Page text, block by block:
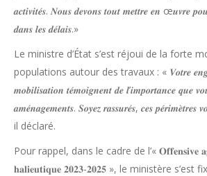
𝒂𝒄𝒕𝒊𝒗𝒊𝒕𝒆́𝒔. 𝑵𝒐𝒖𝒔 𝒅𝒆𝒗𝒐𝒏𝒔 𝒕𝒐𝒖𝒕 𝒎𝒆𝒕𝒕𝒓𝒆 𝒆𝒏 œ𝒖𝒗𝒓𝒆 𝒑𝒐𝒖𝒓
𝒅𝒂𝒏𝒔 𝒍𝒆𝒔 𝒅𝒆́𝒍𝒂𝒊𝒔.»
Le ministre d’État s’est réjoui de la forte
populations autour des travaux : « 𝑽𝒐𝒕𝒓𝒆
𝒎𝒐𝒃𝒊𝒍𝒊𝒔𝒂𝒕𝒊𝒐𝒏 𝒕𝒆́𝒎𝒐𝒊𝒈𝒏𝒆𝒏𝒕 𝒅𝒆 𝒍’𝒊𝒎𝒑𝒐𝒓𝒕𝒂𝒏𝒄𝒆 𝒒𝒖𝒆
𝒂𝒎𝒆́𝒏𝒂𝒈𝒆𝒎𝒆𝒏𝒕𝒔. 𝑺𝒐𝒚𝒆𝒛 𝒓𝒂𝒔𝒔𝒖𝒓𝒆́𝒔, 𝒄𝒆𝒔 𝒑𝒆́𝒓𝒊𝒎𝒆̀𝒕𝒓𝒆𝒔
il déclaré.
Pour rappel, dans le cadre de l’« 𝐎𝐟𝐟𝐞𝐧𝐬𝐢𝐯𝐞
𝐡𝐚𝐥𝐢𝐞𝐮𝐭𝐢𝐪𝐮𝐞 𝟐𝟎𝟐𝟑-𝟐𝟎𝟐𝟓 », le ministère